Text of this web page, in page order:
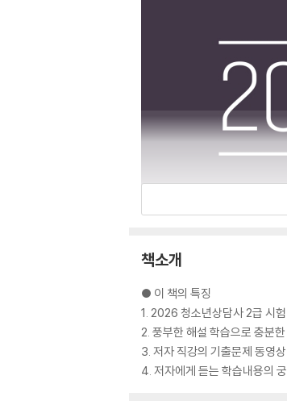
책소개
● 이 책의 특징
1. 2026 청소년상담사 2급 시
2. 풍부한 해설 학습으로 충분
3. 저자 직강의 기출문제 동영
4. 저자에게 듣는 학습내용의